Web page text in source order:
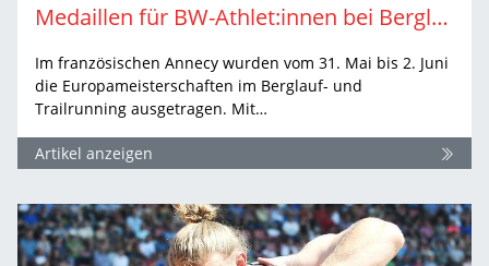
Medaillen für BW-Athlet:innen bei Berglauf- und Trailrunning-EM
Im französischen Annecy wurden vom 31. Mai bis 2. Juni
die Europameisterschaften im Berglauf- und
Trailrunning ausgetragen. Mit…
Artikel anzeigen